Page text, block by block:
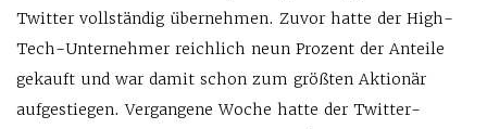
Twitter vollständig übernehmen. Zuvor hatte der High-
Tech-Unternehmer reichlich neun Prozent der Anteile
gekauft und war damit schon zum größten Aktionär
aufgestiegen. Vergangene Woche hatte der Twitter-